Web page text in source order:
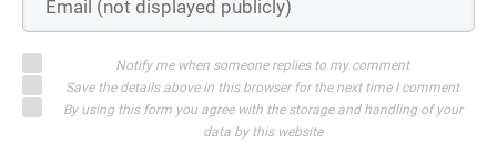
Notify me when someone replies to my comment
Save the details above in this browser for the next time I comment
By using this form you agree with the storage and handling of your
data by this website